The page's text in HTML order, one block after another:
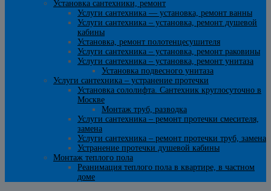
Установка сантехники, ремонт
Услуги сантехника — установка, ремонт ванны
Услуги сантехника – установка, ремонт душевой
кабины
Установка, ремонт полотенцесушителя
Услуги сантехника – установка, ремонт раковины
Услуги сантехника – установка, ремонт унитаза
Установка подвесного унитаза
Услуги сантехника – устранение протечки
Установка сололифта. Сантехник круглосуточно в
Москве
Монтаж труб, разводка
Услуги сантехника – ремонт протечки смесителя,
замена
Услуги сантехника – ремонт протечки труб, замена
Устранение протечки душевой кабины
Монтаж теплого пола
Реанимация теплого пола в квартире, в частном
доме